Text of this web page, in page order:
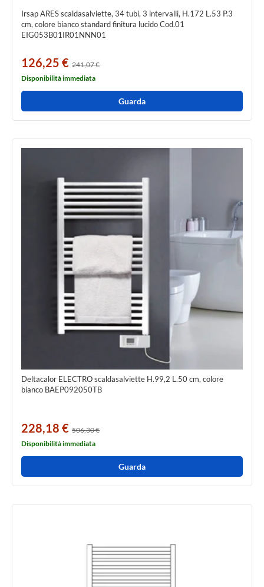
Irsap ARES scaldasalviette, 34 tubi, 3 intervalli, H.172 L.53 P.3
cm, colore bianco standard finitura lucido Cod.01
EIG053B01IR01NNN01
126,25 € 241,07 €
Disponibilità immediata
Guarda
Deltacalor ELECTRO scaldasalviette H.99,2 L.50 cm, colore
bianco BAEP092050TB
228,18 € 506,30 €
Disponibilità immediata
Guarda